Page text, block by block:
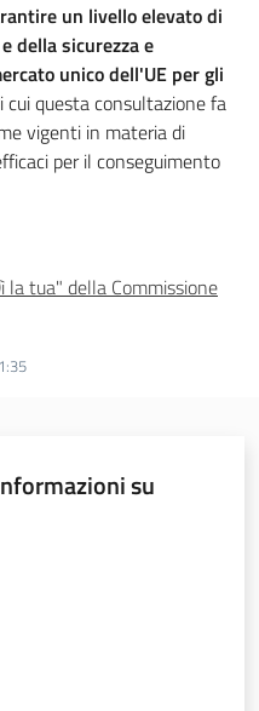
un livello elevato di
della sicurezza e
unico dell'UE per gli
cui questa consultazione fa
vigenti in materia di
per il conseguimento
la tua" della Commissione
su